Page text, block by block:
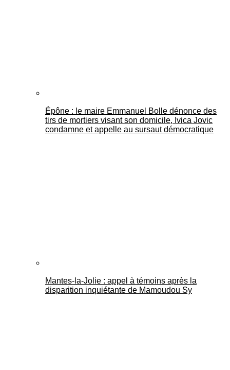
Épône : le maire Emmanuel Bolle dénonce des
tirs de mortiers visant son domicile, Ivica Jovic
condamne et appelle au sursaut démocratique
Mantes-la-Jolie : appel à témoins après la
disparition inquiétante de Mamoudou Sy